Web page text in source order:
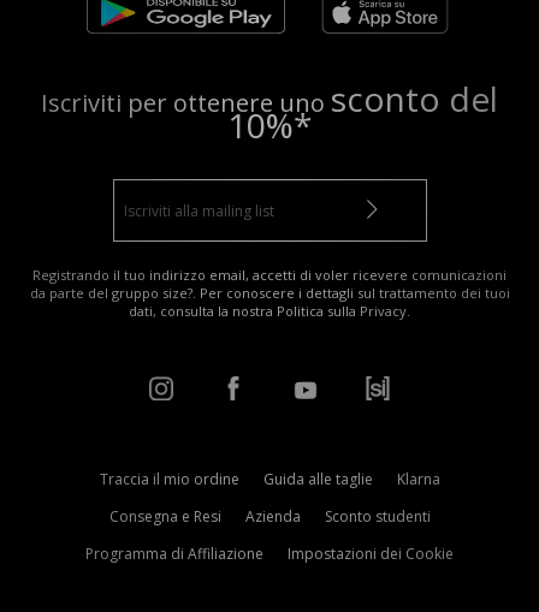
Iscriviti per ottenere uno sconto del
10%*
Registrando il tuo indirizzo email, accetti di voler ricevere comunicazioni
da parte del gruppo size?. Per conoscere i dettagli sul trattamento dei tuoi
dati, consulta la nostra Politica sulla Privacy.
Traccia il mio ordine Guida alle taglie
Klarna
Consegna e Resi
Azienda
Sconto studenti
Programma di Affiliazione
Impostazioni dei Cookie